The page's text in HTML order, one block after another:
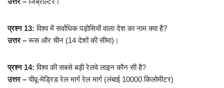
प्रश्न 13:विश्व में सर्वाधिक पड़ोसियों वाला देश का नाम क्या है?
उत्तर –रूस और चीन (14 देशों की सीमा)।
प्रश्न 14: विश्व की सबसे बड़ी रेलवे लाइन कौन सी है?
उत्तर –यीवू-मेड्रिड रेल मार्ग रेल मार्ग (लंबाई 10000 किलोमीटर)